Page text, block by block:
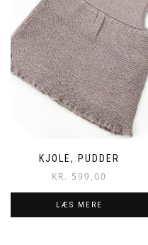
KJOLE, PUDDER
KR. 599,00
LÆS MERE